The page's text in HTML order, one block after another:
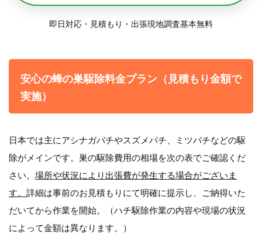
即日対応・見積もり・出張現地調査基本無料
安心の蜂の巣駆除料金プラン（見積もり金額で
実施）
日本では主にアシナガバチやスズメバチ、ミツバチなどの駆
除がメインです。巣の駆除費用の相場を次の表でご確認くだ
さい。 場所や状況により出張費が発生する場合がございま
す。 詳細は事前のお見積もりにて明確に提示し、ご納得いた
だいてから作業を開始。（ハチ駆除作業の内容や現場の状況
によって金額は異なります。）